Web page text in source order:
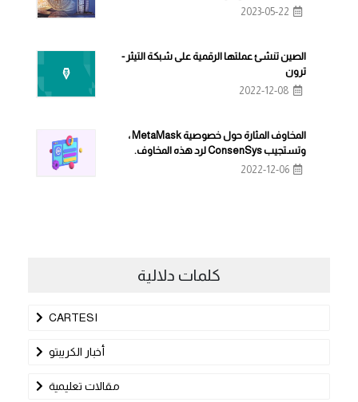
2023-05-22
الصين تنشئ عملتها الرقمية على شبكة التيثر -
ترون
2022-12-08
المخاوف المثارة حول خصوصية MetaMask ،
وتستجيب ConsenSys لرد هذه المخاوف.
2022-12-06
كلمات دلالية
CARTESI
أخبار الكريبتو
مقالات تعليمية